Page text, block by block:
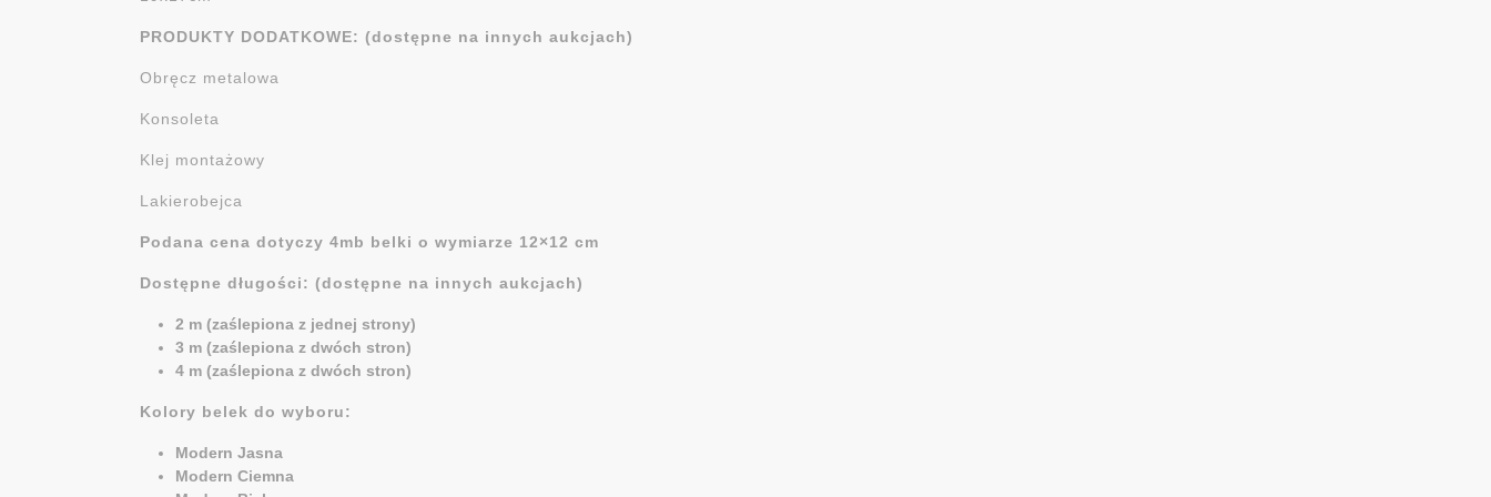
PRODUKTY DODATKOWE: (dostępne na innych aukcjach)
Obręcz metalowa
Konsoleta
Klej montażowy
Lakierobejca
Podana cena dotyczy 4mb belki o wymiarze 12×12 cm
Dostępne długości: (dostępne na innych aukcjach)
2 m (zaślepiona z jednej strony)
3 m (zaślepiona z dwóch stron)
4 m (zaślepiona z dwóch stron)
Kolory belek do wyboru:
Modern Jasna
Modern Ciemna